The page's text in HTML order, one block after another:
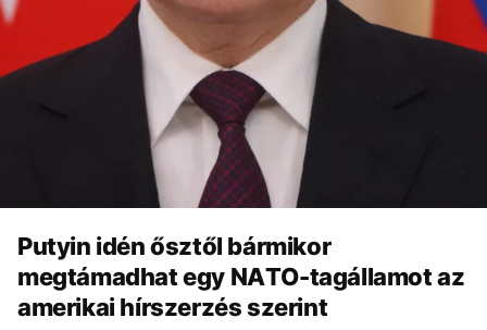
Putyin idén ősztől bármikor
megtámadhat egy NATO-tagállamot az
amerikai hírszerzés szerint